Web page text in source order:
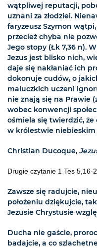
wątpliwej reputacji,
uznani za złodziei.
faryzeusz Szymon
przecież chyba nie
Jego stopy (Łk 7,36 n).
Jezus jest blisko nich,
daje się nakłaniać ich
dokonuje cudów, o
maluczkich uczeni
nie znają się na Prawie
wobec konwencji
ośmiela się twierdzić,
w królestwie
Christian Ducoque,
Drugie czytanie 1 Tes 5,16-
Zawsze się radujcie,
położeniu dziękujcie,
Jezusie Chrystusie
Ducha nie gaście,
badajcie, a co